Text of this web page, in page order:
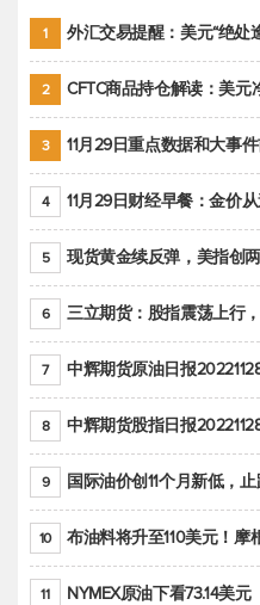
1 外汇交易提醒：美元“绝处
2 CFTC商品持仓解读：美元净空头创
3 11月29日重点数据和大事
4 11月29日财经早餐：金价从逾一周高
5 现货黄金续反弹，美指创
6 三立期货：股指震荡上行，金银
7 中辉期货原油日报20221128：原油
8 中辉期货股指日报
9 国际油价创11个月新低，
10 布油料将升至110美元！摩根
11 NYMEX原油下看73.14美元